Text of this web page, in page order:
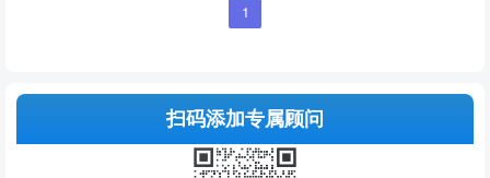
1
扫码添加专属顾问